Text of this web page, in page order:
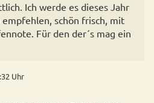
Ich werde es dieses Jahr
empfehlen, schön frisch, mit
Für den der´s mag ein
Uhr